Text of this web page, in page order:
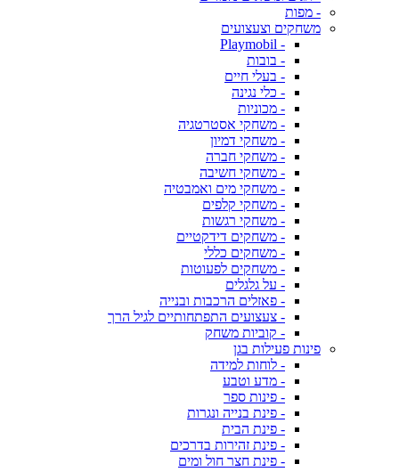
- מפות
משחקים וצעצועים
- Playmobil
- בובות
- בעלי חיים
- כלי נגינה
- מכוניות
- משחקי אסטרטגיה
- משחקי דמיון
- משחקי חברה
- משחקי חשיבה
- משחקי מים ואמבטיה
- משחקי קלפים
- משחקי רגשות
- משחקים דידקטיים
- משחקים כללי
- משחקים לפעוטות
- על גלגלים
- פאזלים הרכבות ובנייה
- צעצועים התפתחותיים לגיל הרך
- קוביות משחק
פינות פעילות בגן
- לוחות למידה
- מדע וטבע
- פינות ספר
- פינת בנייה ונגרות
- פינת הבית
- פינת זהירות בדרכים
- פינת חצר חול ומים